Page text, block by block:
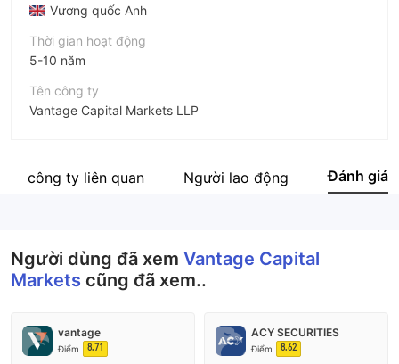
Vương quốc Anh
Thời gian hoạt động
5-10 năm
Tên công ty
Vantage Capital Markets LLP
Nhân viên doanh nghiệp
công ty liên quan Người lao động Đánh giá
Người dùng đã xem Vantage Capital
Markets cũng đã xem..
vantage
Điểm 8.71
ACY SECURITIES
Điểm 8.62